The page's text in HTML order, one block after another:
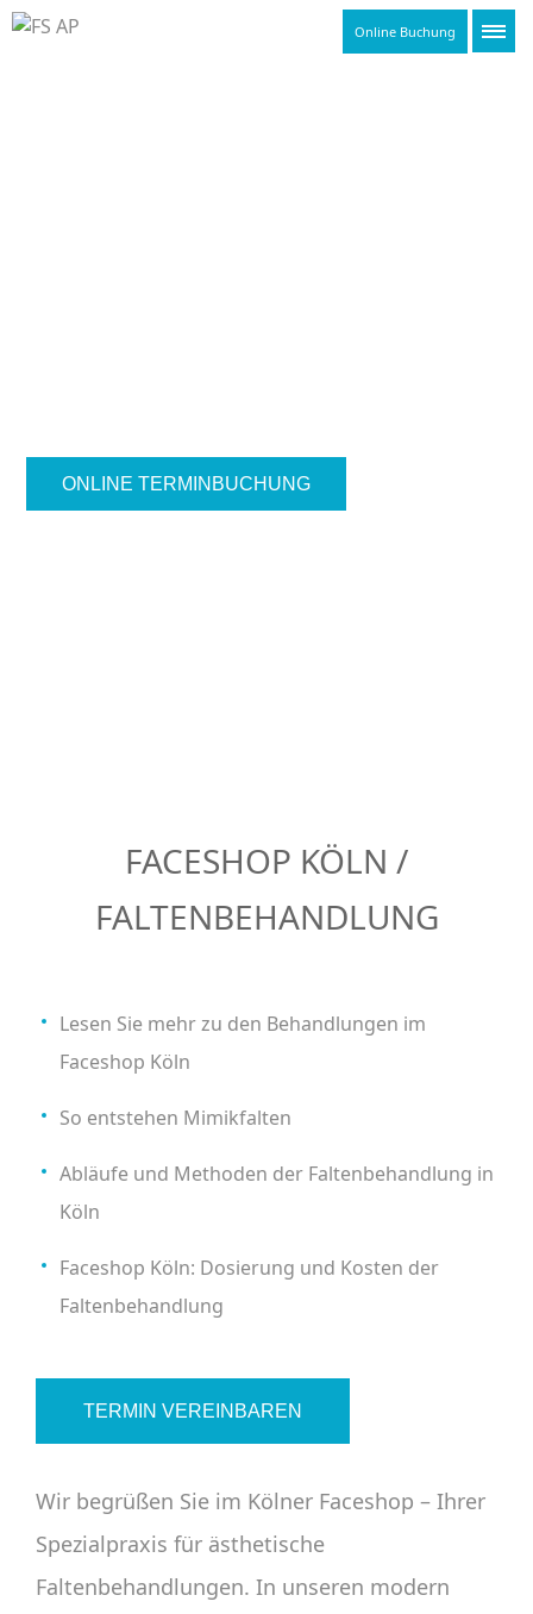
Online Buchung
ONLINE TERMINBUCHUNG
FACESHOP KÖLN /
FALTENBEHANDLUNG
Lesen Sie mehr zu den Behandlungen im
Faceshop Köln
So entstehen Mimikfalten
Abläufe und Methoden der Faltenbehandlung in
Köln
Faceshop Köln: Dosierung und Kosten der
Faltenbehandlung
TERMIN VEREINBAREN
Wir begrüßen Sie im Kölner Faceshop – Ihrer
Spezialpraxis für ästhetische
Faltenbehandlungen. In unseren modern